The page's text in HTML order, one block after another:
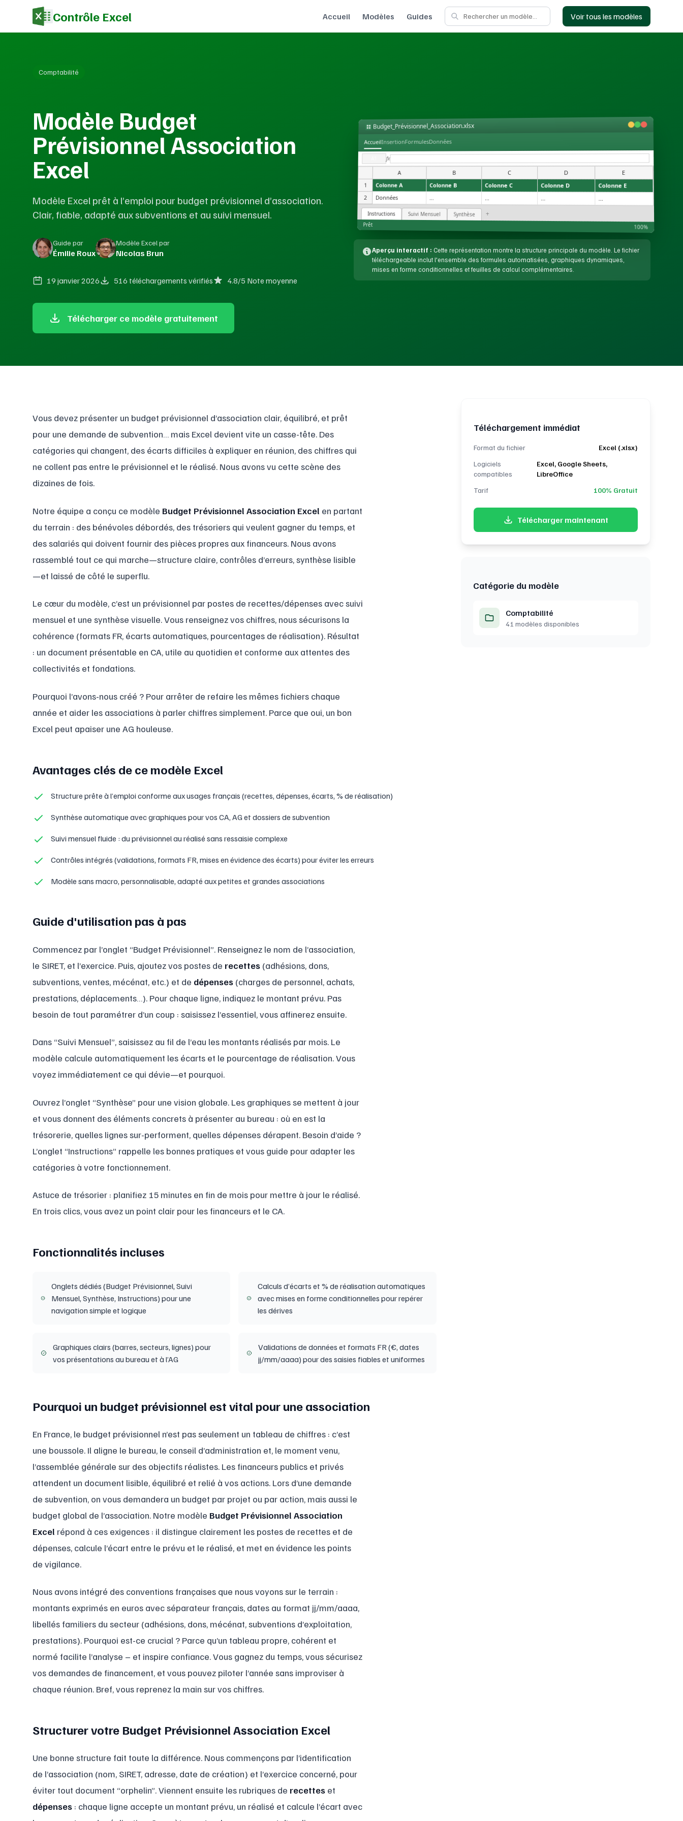
Contrôle Excel Accueil Modèles Guides Voir tous les modèles
Comptabilité
Modèle Budget
Prévisionnel Association
Excel
Modèle Excel prêt à l’emploi pour budget prévisionnel d’association.
Clair, fiable, adapté aux subventions et au suivi mensuel.
Guide par
Émilie Roux
Modèle Excel par
Nicolas Brun
19 janvier 2026 516 téléchargements vérifiés 4.8/5 Note moyenne
Télécharger ce modèle gratuitement
Budget_Prévisionnel_Association.xlsx
AccueilInsertionFormulesDonnées
fx
A B C D E
1 Colonne A Colonne B Colonne C Colonne D Colonne E
2 Données ... ... ... ...
Instructions Suivi Mensuel Synthèse +
Prêt 100%
Aperçu interactif : Cette représentation montre la structure principale du modèle. Le fichier
téléchargeable inclut l'ensemble des formules automatisées, graphiques dynamiques,
mises en forme conditionnelles et feuilles de calcul complémentaires.
Vous devez présenter un budget prévisionnel d’association clair, équilibré, et prêt
pour une demande de subvention… mais Excel devient vite un casse-tête. Des
catégories qui changent, des écarts difficiles à expliquer en réunion, des chiffres qui
ne collent pas entre le prévisionnel et le réalisé. Nous avons vu cette scène des
dizaines de fois.
Notre équipe a conçu ce modèle Budget Prévisionnel Association Excel en partant
du terrain : des bénévoles débordés, des trésoriers qui veulent gagner du temps, et
des salariés qui doivent fournir des pièces propres aux financeurs. Nous avons
rassemblé tout ce qui marche—structure claire, contrôles d’erreurs, synthèse lisible
—et laissé de côté le superflu.
Le cœur du modèle, c’est un prévisionnel par postes de recettes/dépenses avec suivi
mensuel et une synthèse visuelle. Vous renseignez vos chiffres, nous sécurisons la
cohérence (formats FR, écarts automatiques, pourcentages de réalisation). Résultat
: un document présentable en CA, utile au quotidien et conforme aux attentes des
collectivités et fondations.
Pourquoi l’avons-nous créé ? Pour arrêter de refaire les mêmes fichiers chaque
année et aider les associations à parler chiffres simplement. Parce que oui, un bon
Excel peut apaiser une AG houleuse.
Avantages clés de ce modèle Excel
Structure prête à l’emploi conforme aux usages français (recettes, dépenses, écarts, % de réalisation)
Synthèse automatique avec graphiques pour vos CA, AG et dossiers de subvention
Suivi mensuel fluide : du prévisionnel au réalisé sans ressaisie complexe
Contrôles intégrés (validations, formats FR, mises en évidence des écarts) pour éviter les erreurs
Modèle sans macro, personnalisable, adapté aux petites et grandes associations
Guide d'utilisation pas à pas
Commencez par l’onglet “Budget Prévisionnel”. Renseignez le nom de l’association,
le SIRET, et l’exercice. Puis, ajoutez vos postes de recettes (adhésions, dons,
subventions, ventes, mécénat, etc.) et de dépenses (charges de personnel, achats,
prestations, déplacements…). Pour chaque ligne, indiquez le montant prévu. Pas
besoin de tout paramétrer d’un coup : saisissez l’essentiel, vous affinerez ensuite.
Dans “Suivi Mensuel”, saisissez au fil de l’eau les montants réalisés par mois. Le
modèle calcule automatiquement les écarts et le pourcentage de réalisation. Vous
voyez immédiatement ce qui dévie—et pourquoi.
Ouvrez l’onglet “Synthèse” pour une vision globale. Les graphiques se mettent à jour
et vous donnent des éléments concrets à présenter au bureau : où en est la
trésorerie, quelles lignes sur-performent, quelles dépenses dérapent. Besoin d’aide ?
L’onglet “Instructions” rappelle les bonnes pratiques et vous guide pour adapter les
catégories à votre fonctionnement.
Astuce de trésorier : planifiez 15 minutes en fin de mois pour mettre à jour le réalisé.
En trois clics, vous avez un point clair pour les financeurs et le CA.
Fonctionnalités incluses
Onglets dédiés (Budget Prévisionnel, Suivi
Mensuel, Synthèse, Instructions) pour une
navigation simple et logique
Calculs d’écarts et % de réalisation automatiques
avec mises en forme conditionnelles pour repérer
les dérives
Graphiques clairs (barres, secteurs, lignes) pour
vos présentations au bureau et à l’AG
Validations de données et formats FR (€, dates
jj/mm/aaaa) pour des saisies fiables et uniformes
Pourquoi un budget prévisionnel est vital pour une association
En France, le budget prévisionnel n’est pas seulement un tableau de chiffres : c’est
une boussole. Il aligne le bureau, le conseil d’administration et, le moment venu,
l’assemblée générale sur des objectifs réalistes. Les financeurs publics et privés
attendent un document lisible, équilibré et relié à vos actions. Lors d’une demande
de subvention, on vous demandera un budget par projet ou par action, mais aussi le
budget global de l’association. Notre modèle Budget Prévisionnel Association
Excel répond à ces exigences : il distingue clairement les postes de recettes et de
dépenses, calcule l’écart entre le prévu et le réalisé, et met en évidence les points
de vigilance.
Nous avons intégré des conventions françaises que nous voyons sur le terrain :
montants exprimés en euros avec séparateur français, dates au format jj/mm/aaaa,
libellés familiers du secteur (adhésions, dons, mécénat, subventions d’exploitation,
prestations). Pourquoi est-ce crucial ? Parce qu’un tableau propre, cohérent et
normé facilite l’analyse – et inspire confiance. Vous gagnez du temps, vous sécurisez
vos demandes de financement, et vous pouvez piloter l’année sans improviser à
chaque réunion. Bref, vous reprenez la main sur vos chiffres.
Structurer votre Budget Prévisionnel Association Excel
Une bonne structure fait toute la différence. Nous commençons par l’identification
de l’association (nom, SIRET, adresse, date de création) et l’exercice concerné, pour
éviter tout document “orphelin”. Viennent ensuite les rubriques de recettes et
dépenses : chaque ligne accepte un montant prévu, un réalisé et calcule l’écart avec
Téléchargement immédiat
Format du fichier
Excel (.xlsx)
Logiciels
compatibles
Excel, Google Sheets,
LibreOffice
Tarif
100% Gratuit
Télécharger maintenant
Catégorie du modèle
Comptabilité
41 modèles disponibles